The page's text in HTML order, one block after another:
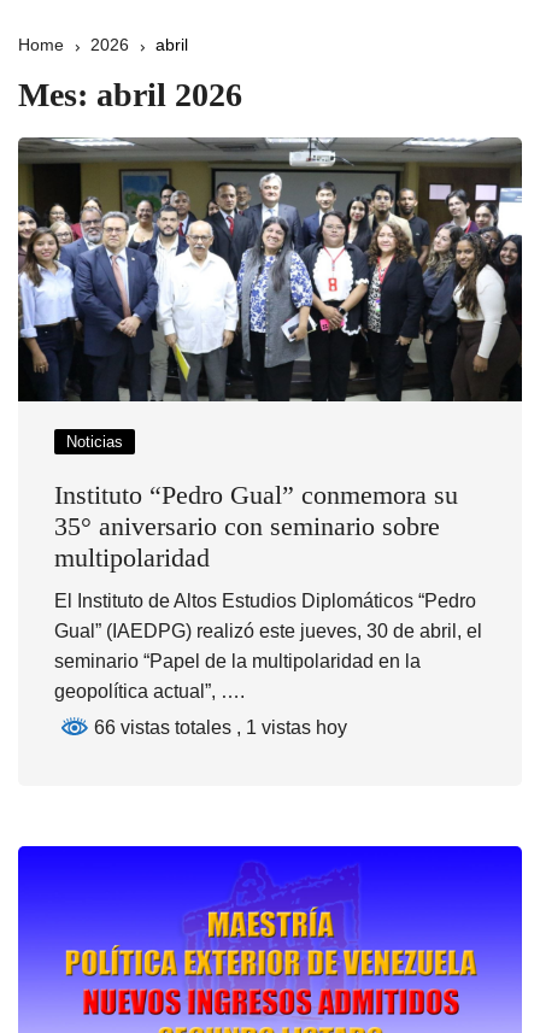
Home 2026 abril
Mes: abril 2026
Noticias
Instituto “Pedro Gual” conmemora su
35° aniversario con seminario sobre
multipolaridad
El Instituto de Altos Estudios Diplomáticos “Pedro
Gual” (IAEDPG) realizó este jueves, 30 de abril, el
seminario “Papel de la multipolaridad en la
geopolítica actual”, ….
66 vistas totales , 1 vistas hoy